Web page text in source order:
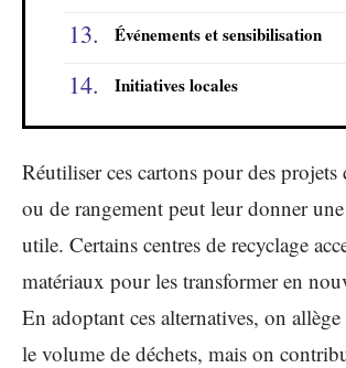
Événements et sensibilisation
Initiatives locales
Réutiliser ces cartons pour des projets
ou de rangement peut leur donner
utile. Certains centres de recyclage
matériaux pour les transformer en
En adoptant ces alternatives, on
le volume de déchets, mais on